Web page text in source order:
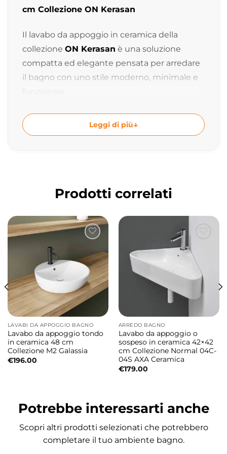
cm Collezione ON Kerasan
Il lavabo da appoggio in ceramica della
collezione ON Kerasan è una soluzione
compatta ed elegante pensata per arredare
il bagno con uno stile moderno, minimale e
Grazie alle dimensioni ridotte e alle linee
morbide ed essenziali, questo lavabo da
di servizio, ambienti contract e progetti di
interior design.
Lavabo da appoggio in ceramica
Il lavabo è realizzato in ceramica sanitaria di
alta qualità ed è progettato per garantire
praticità quotidiana, resistenza e lunga
durata nel tempo. È disponibile in vari colori
e finiture, per adattarsi perfettamente a
differenti stili di arredo bagno e soluzioni
progettuali contemporanee.
Dimensioni lavabo
Design moderno dalle linee essenziali
contemporaneo caratterizzato da forme
pulite e proporzioni armoniose capaci di
Leggi di più
Prodotti correlati
LAVABI DA APPOGGIO BAGNO
Lavabo da appoggio tondo
in ceramica 48 cm
Collezione M2 Galassia
€196.00
ARREDO BAGNO
Lavabo da appoggio o
sospeso in ceramica 42×42
cm Collezione Normal 04C-
04S AXA Ceramica
€179.00
Potrebbe interessarti anche
Scopri altri prodotti selezionati che potrebbero
completare il tuo ambiente bagno.